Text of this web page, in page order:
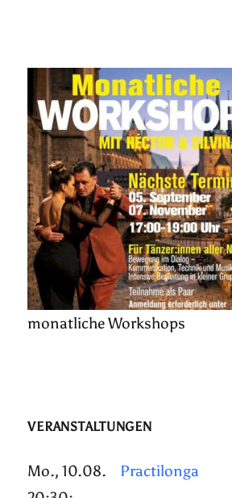
monatliche Workshops
VERANSTALTUNGEN
Mo., 10.08.
Practilonga